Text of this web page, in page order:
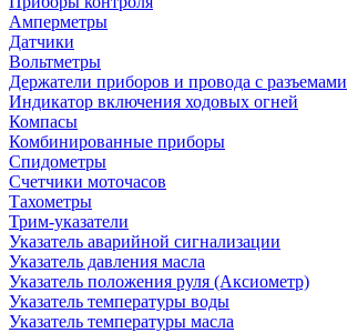
Амперметры
Датчики
Вольтметры
Держатели приборов и провода с разъемами
Индикатор включения ходовых огней
Компасы
Комбинированные приборы
Спидометры
Счетчики моточасов
Тахометры
Трим-указатели
Указатель аварийной сигнализации
Указатель давления масла
Указатель положения руля (Аксиометр)
Указатель температуры воды
Указатель температуры масла